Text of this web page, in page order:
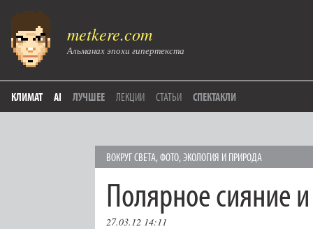
metkere.com
Альманах эпохи гипертекста
КЛИМАТ AI ЛУЧШЕЕ ЛЕКЦИИ СТАТЬИ СПЕКТАКЛИ
ВОКРУГ СВЕТА,ФОТО,ЭКОЛОГИЯ И ПРИРОДА
Полярное сияние
27.03.12 14:11